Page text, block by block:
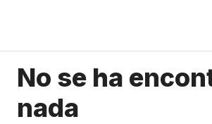
contenido
No se ha
nada